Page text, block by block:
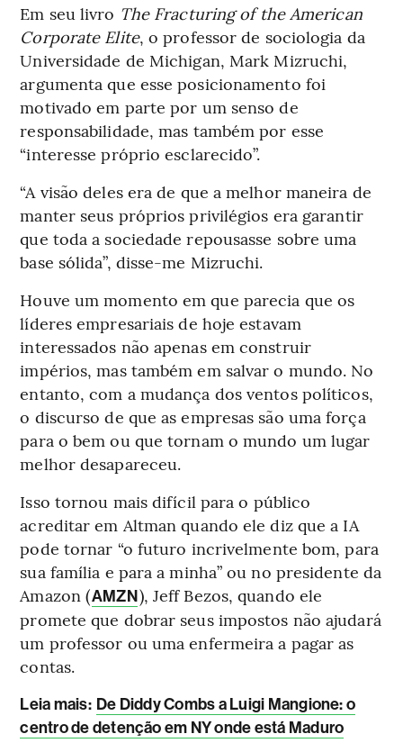
Em seu livro The Fracturing of the American
Corporate Elite, o professor de sociologia da
Universidade de Michigan, Mark Mizruchi,
argumenta que esse posicionamento foi
motivado em parte por um senso de
responsabilidade, mas também por esse
“interesse próprio esclarecido”.
“A visão deles era de que a melhor maneira de
manter seus próprios privilégios era garantir
que toda a sociedade repousasse sobre uma
base sólida”, disse-me Mizruchi.
Houve um momento em que parecia que os
líderes empresariais de hoje estavam
interessados não apenas em construir
impérios, mas também em salvar o mundo. No
entanto, com a mudança dos ventos políticos,
o discurso de que as empresas são uma força
para o bem ou que tornam o mundo um lugar
melhor desapareceu.
Isso tornou mais difícil para o público
acreditar em Altman quando ele diz que a IA
pode tornar “o futuro incrivelmente bom, para
sua família e para a minha” ou no presidente da
Amazon (AMZN), Jeff Bezos, quando ele
promete que dobrar seus impostos não ajudará
um professor ou uma enfermeira a pagar as
contas.
Leia mais: De Diddy Combs a Luigi Mangione: o
centro de detenção em NY onde está Maduro